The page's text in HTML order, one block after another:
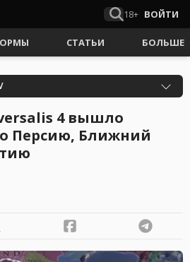
18+ ВОЙТИ
СТАТЬИ БОЛЬШЕ
4 вышло
Персию, Ближний